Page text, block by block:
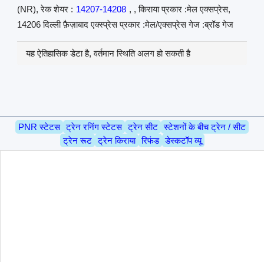
(NR), रेक शेयर : 14207-14208 , , किराया प्रकार :मेल एक्सप्रेस,
14206 दिल्ली फ़ैज़ाबाद एक्स्प्रेस प्रकार :मेल/एक्सप्रेस गेज :ब्रॉड गेज
यह ऐतिहासिक डेटा है, वर्तमान स्थिति अलग हो सकती है
PNR स्टेटस ट्रेन रनिंग स्टेटस ट्रेन सीट स्टेशनों के बीच ट्रेन / सीट
ट्रेन रूट ट्रेन किराया रिफंड डेस्कटॉप व्यू